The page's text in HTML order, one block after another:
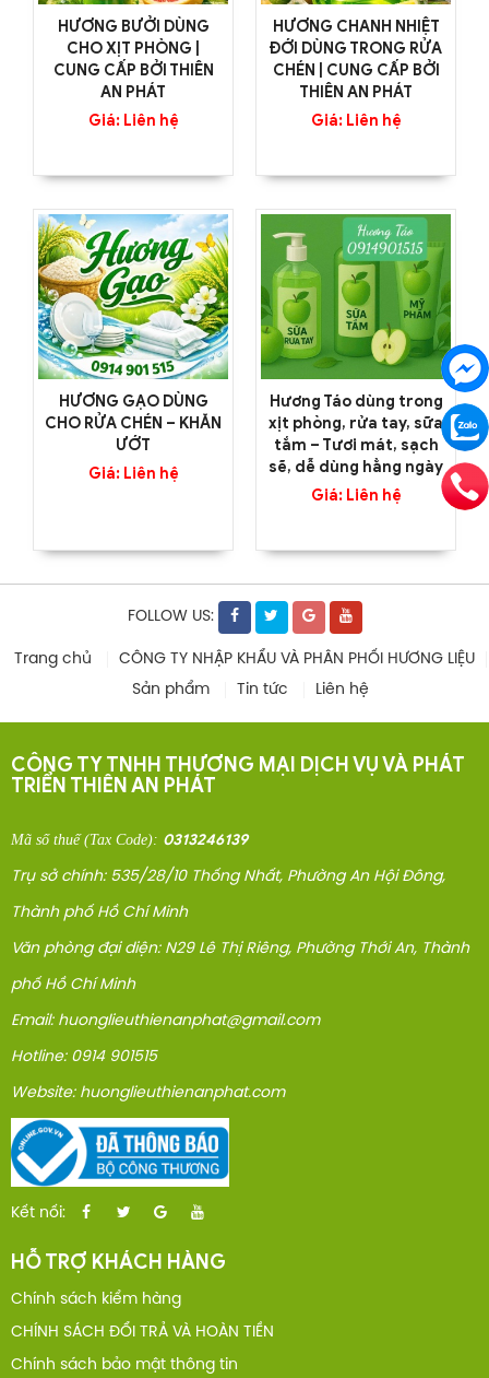
HƯƠNG BƯỞI DÙNG
CHO XỊT PHÒNG |
CUNG CẤP BỞI THIÊN
AN PHÁT
Giá: Liên hệ
HƯƠNG CHANH NHIỆT
ĐỚI DÙNG TRONG RỬA
CHÉN | CUNG CẤP BỞI
THIÊN AN PHÁT
Giá: Liên hệ
HƯƠNG GẠO DÙNG
CHO RỬA CHÉN – KHĂN
ƯỚT
Giá: Liên hệ
Hương Táo dùng trong
xịt phòng, rửa tay, sữa
tắm – Tươi mát, sạch
sẽ, dễ dùng hằng ngày
Giá: Liên hệ
FOLLOW US:
Trang chủ
CÔNG TY NHẬP KHẨU VÀ PHÂN PHỐI HƯƠNG LIỆU
Sản phẩm
Tin tức Liên hệ
CÔNG TY TNHH THƯƠNG MẠI DỊCH VỤ VÀ PHÁT
TRIỂN THIÊN AN PHÁT
Mã số thuế(Tax Code): 0313246139
Trụ sở chính: 535/28/10 Thống Nhất, Phường An Hội Đông,
Thành phố Hồ Chí Minh
Văn phòng đại diện: N29 Lê Thị Riêng, Phường Thới An, Thành
phố Hồ Chí Minh
Email: huonglieuthienanphat@gmail.com
Hotline: 0914 901515
Website: huonglieuthienanphat.com
Kết nối:
HỖ TRỢ KHÁCH HÀNG
Chính sách kiểm hàng
CHÍNH SÁCH ĐỔI TRẢ VÀ HOÀN TIỀN
Chính sách bảo mật thông tin